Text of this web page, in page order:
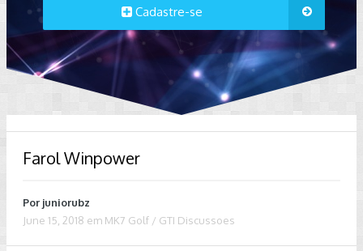
Cadastre-se
Farol Winpower
Por juniorubz
June 15, 2018 em MK7 Golf / GTI Discussoes